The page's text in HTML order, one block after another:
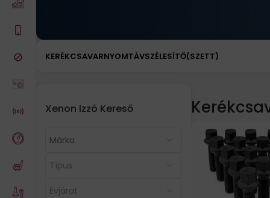
KERÉKCSAVARNYOMTÁVSZÉLESÍTŐ(SZETT)
Xenon Izzó Kereső